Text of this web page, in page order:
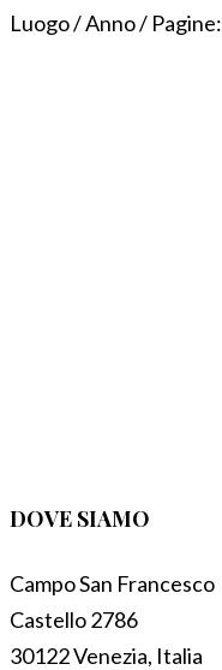
Luogo / Anno / Pagine:
DOVE SIAMO
Campo San Francesco
Castello 2786
30122 Venezia, Italia